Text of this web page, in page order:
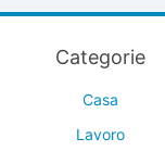
Categorie
Casa
Lavoro